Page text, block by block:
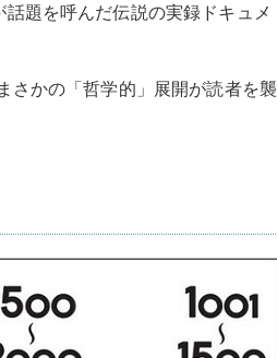
題を呼んだ伝説の実録ドキュメ
かの「哲学的」展開が読者を襲